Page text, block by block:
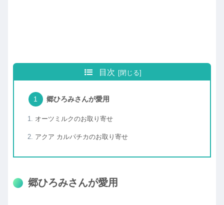
目次
郷ひろみさんが愛用
オーツミルクのお取り寄せ
アクア カルパチカのお取り寄せ
郷ひろみさんが愛用